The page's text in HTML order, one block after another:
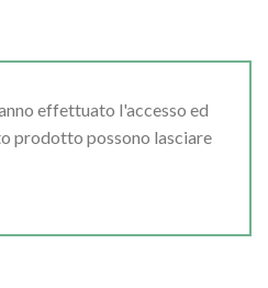
effettuato l'accesso ed
prodotto possono lasciare